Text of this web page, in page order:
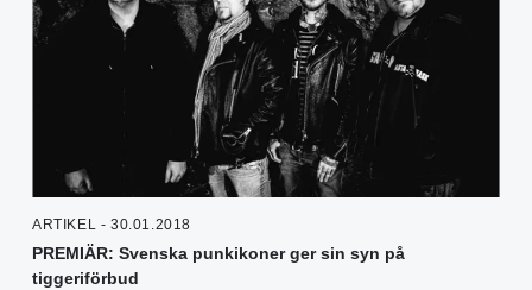
ARTIKEL - 30.01.2018
PREMIÄR: Svenska punkikoner ger sin syn på
tiggeriförbud